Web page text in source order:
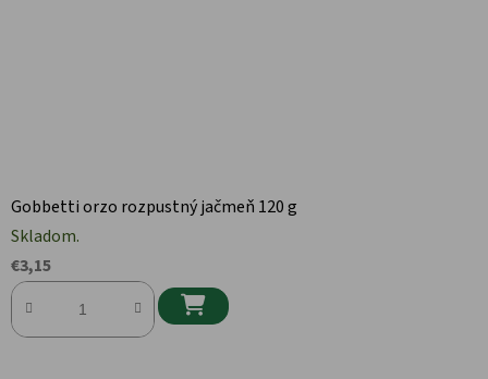
Gobbetti orzo rozpustný jačmeň 120 g
Skladom.
€3,15
